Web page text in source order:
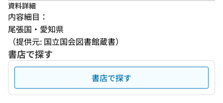
資料詳細
内容細目：
尾張国・愛知県
（提供元: 国立国会図書館蔵書）
書店で探す
書店で探す